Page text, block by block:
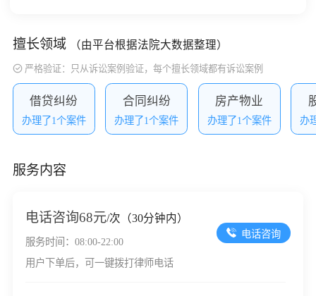
擅长领域 （由平台根据法院大数据整理）
严格验证：只从诉讼案例验证，每个擅长领域都有诉讼案例
借贷纠纷
办理了1个案件
合同纠纷
办理了1个案件
房产物业
办理了1个案件 办
服务内容
电话咨询68元/次（30分钟内）
服务时间：08:00-22:00
用户下单后，可一键拨打律师电话
电话咨询